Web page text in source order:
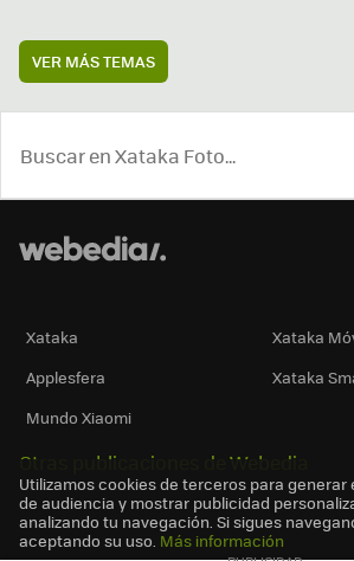
VER MÁS TEMAS
Xataka
Xataka
Applesfera
Xataka
Mundo Xiaomi
Otras publicaciones de Webedia
Utilizamos cookies de terceros para
de audiencia y mostrar publicidad
analizando tu navegación. Si sigues
aceptando su uso. Más información